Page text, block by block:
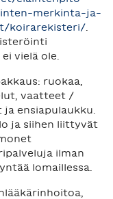
merkinta-ja-
koirarekisteri/
vielä ole.
ruokaa,
vaatteet /
ensiapulaukku.
ja siihen liittyvät
ilman
lomaillessa.